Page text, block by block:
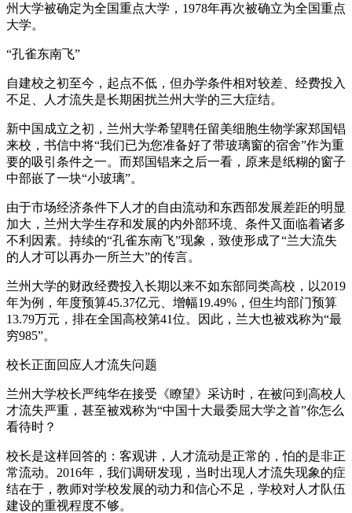
州大学被确定为全国重点大学，1978年再次被确立为全国重点
大学。
“孔雀东南飞”
自建校之初至今，起点不低，但办学条件相对较差、经费投入
不足、人才流失是长期困扰兰州大学的三大症结。
新中国成立之初，兰州大学希望聘任留美细胞生物学家郑国锠
来校，书信中将“我们已为您准备好了带玻璃窗的宿舍”作为重
要的吸引条件之一。而郑国锠来之后一看，原来是纸糊的窗子
中部嵌了一块“小玻璃”。
由于市场经济条件下人才的自由流动和东西部发展差距的明显
加大，兰州大学生存和发展的内外部环境、条件又面临着诸多
不利因素。持续的“孔雀东南飞”现象，致使形成了“兰大流失
的人才可以再办一所兰大”的传言。
兰州大学的财政经费投入长期以来不如东部同类高校，以2019
年为例，年度预算45.37亿元、增幅19.49%，但生均部门预算
13.79万元，排在全国高校第41位。因此，兰大也被戏称为“最
穷985”。
校长正面回应人才流失问题
兰州大学校长严纯华在接受《瞭望》采访时，在被问到高校人
才流失严重，甚至被戏称为“中国十大最委屈大学之首”你怎么
看待时？
校长是这样回答的：客观讲，人才流动是正常的，怕的是非正
常流动。2016年，我们调研发现，当时出现人才流失现象的症
结在于，教师对学校发展的动力和信心不足，学校对人才队伍
建设的重视程度不够。